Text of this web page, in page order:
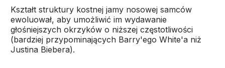
Kształt struktury kostnej jamy nosowej samców
ewoluował, aby umożliwić im wydawanie
głośniejszych okrzyków o niższej częstotliwości
(bardziej przypominających Barry'ego White'a niż
Justina Biebera).